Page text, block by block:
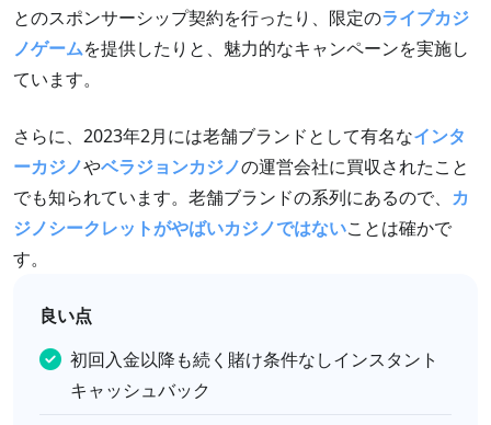
とのスポンサーシップ契約を行ったり、限定のライブカジ
ノゲームを提供したりと、魅力的なキャンペーンを実施し
ています。
さらに、2023年2月には老舗ブランドとして有名なインタ
ーカジノやベラジョンカジノの運営会社に買収されたこと
でも知られています。老舗ブランドの系列にあるので、 カ
ジノシークレットがやばいカジノではないことは確かで
す。
良い点
初回入金以降も続く賭け条件なしインスタント
キャッシュバック